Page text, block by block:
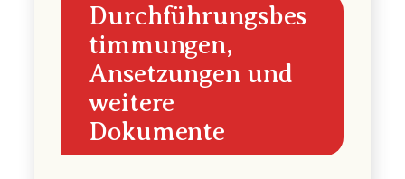
Durchführungsbes
timmungen,
Ansetzungen und
weitere
Dokumente